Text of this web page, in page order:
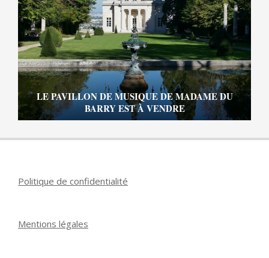
LE PAVILLON DE MUSIQUE DE MADAME DU
BARRY EST À VENDRE
Politique de confidentialité
Mentions légales